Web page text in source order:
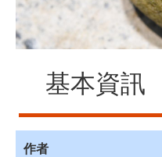
布
諮
詢
會
員
專
基本資訊
作者